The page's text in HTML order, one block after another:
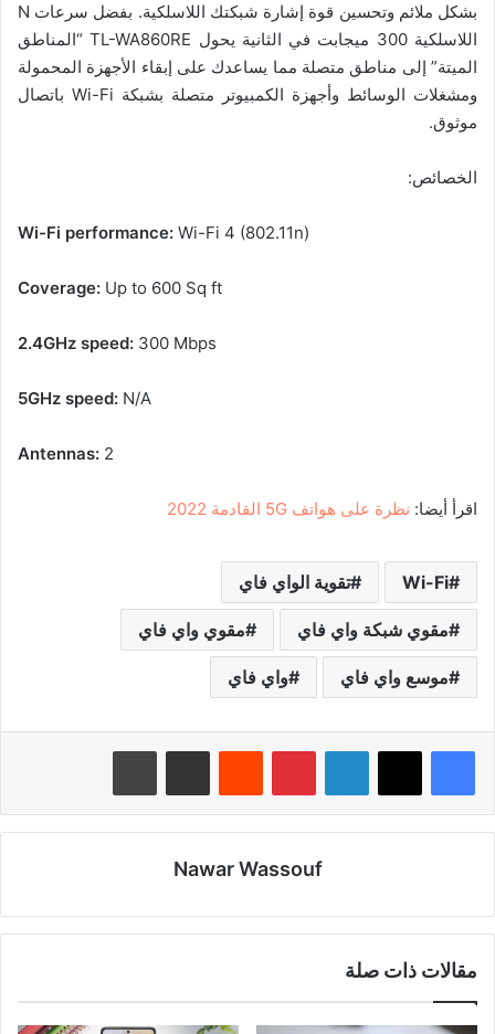
بشكل ملائم وتحسين قوة إشارة شبكتك اللاسلكية. بفضل سرعات N
اللاسلكية 300 ميجابت في الثانية يحول TL-WA860RE “المناطق
الميتة” إلى مناطق متصلة مما يساعدك على إبقاء الأجهزة المحمولة
ومشغلات الوسائط وأجهزة الكمبيوتر متصلة بشبكة Wi-Fi باتصال
موثوق.
الخصائص:
Wi-Fi performance: Wi-Fi 4 (802.11n)
Coverage: Up to 600 Sq ft
2.4GHz speed: 300 Mbps
5GHz speed: N/A
Antennas: 2
اقرأ أيضا: نظرة على هواتف 5G القادمة 2022
Wi-Fi تقوية الواي فاي
مقوي شبكة واي فاي مقوي واي فاي
موسع واي فاي واي فاي
لينكدإن بينتيريست
Nawar Wassouf
مقالات ذات صلة